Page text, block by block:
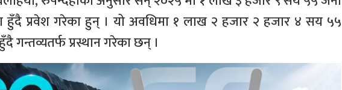
हुँदै प्रवेश गरेका हुन् । यो अवधिमा १ लाख २ हजार २ हजार ४ सय ५५
गन्तव्यतर्फ प्रस्थान गरेका छन् ।